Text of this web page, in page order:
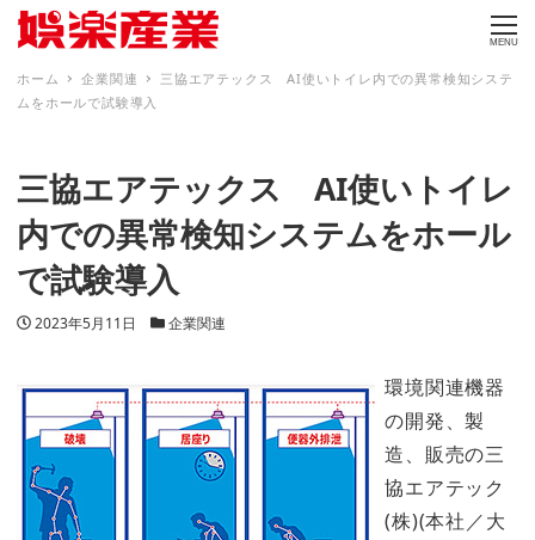
MENU
ホーム 企業関連
三協エアテックス AI使いトイレ内での異常検知システ
ムをホールで試験導入
三協エアテックス AI使いトイレ
内での異常検知システムをホール
で試験導入
投稿日
2023年5月11日 カテゴリー
企業関連
環境関連機器
の開発、製
造、販売の三
協エアテック
(株)(本社／大